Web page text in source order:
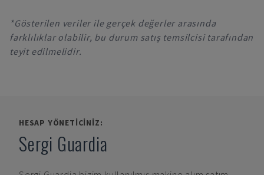
*Gösterilen veriler ile gerçek değerler arasında
farklılıklar olabilir, bu durum satış temsilcisi tarafından
teyit edilmelidir.
HESAP YÖNETICINIZ:
Sergi Guardia